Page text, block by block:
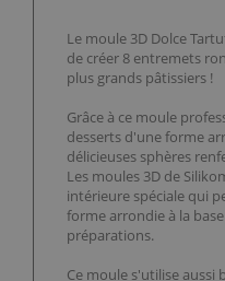
Le moule 3D Dolce
de créer 8 entremets
plus grands pâtissiers !
Grâce à ce moule
desserts d'une forme
délicieuses sphères
Les moules 3D de
intérieure spéciale qui
forme arrondie à la
préparations.
Ce moule s'utilise